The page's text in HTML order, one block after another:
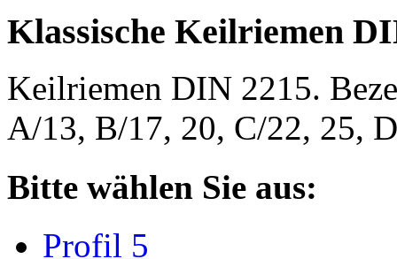
Klassische Keilriemen
Keilriemen DIN 2215.
A/13, B/17, 20, C/22, 25,
Bitte wählen Sie aus:
Profil 5